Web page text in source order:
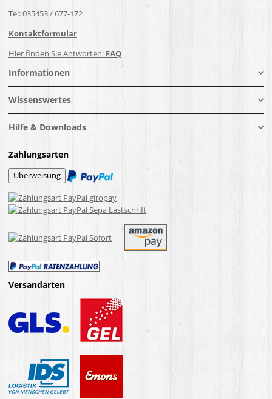
Tel: 035453 / 677-172
Kontaktformular
Hier finden Sie Antworten: FAQ
Informationen
Wissenswertes
Hilfe & Downloads
Zahlungsarten
Versandarten